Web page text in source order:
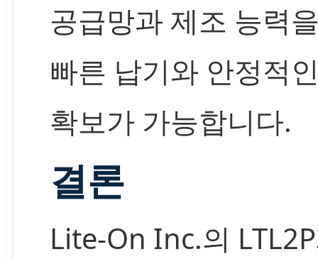
공급망과 제조 능력
빠른 납기와 안정적
확보가 가능합니다.
결론
Lite-On Inc.의